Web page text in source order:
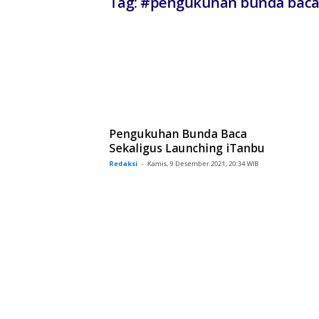
Pengukuhan Bunda Baca
Sekaligus Launching iTanbu
Redaksi - Kamis, 9 Desember 2021, 20:34 WIB